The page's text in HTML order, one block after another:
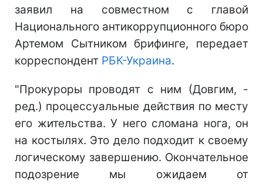
заявил на совместном с главой
Национального антикоррупционного бюро
Артемом Сытником брифинге, передает
корреспондент РБК-Украина.
"Прокуроры проводят с ним (Довгим, -
ред.) процессуальные действия по месту
его жительства. У него сломана нога, он
на костылях. Это дело подходит к своему
логическому завершению. Окончательное
подозрение мы ожидаем от